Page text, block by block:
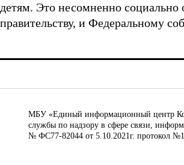
детям. Это несомненно социально
правительству, и Федеральному
МБУ «Единый информационный центр
службы по надзору в сфере связи,
№ ФС77-82044 от 5.10.2021г. протокол